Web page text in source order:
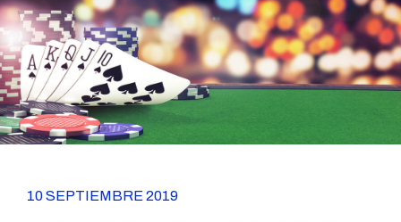
10 SEPTIEMBRE 2019